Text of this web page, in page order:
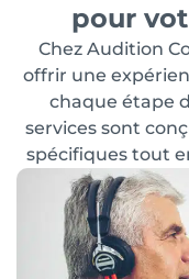
pour
Chez Audition
offrir une
chaque étape
services sont
spécifiques tout